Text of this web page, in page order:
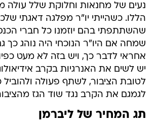
נעים של מחנאות וחלוקת שלל עולה
הללו. כשהייתי יו"ר מפלגה דאגתי
שהשתתפתי בהם יוזמנו כל חברי
שמחה אם היו"ר הנוכחי היה נוהג כך
אחראי לדבר כך, ויש בזה לא מעט
יש לשים את האנרגיות בקרב אידיאולוגי
לטובת הציבור, לשתף פעולה ולהוביל
לגמגם את הקרב נגד שוד הגז
תג המחיר של ליברמן